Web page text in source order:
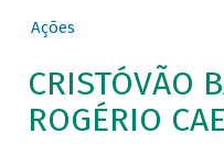
Ações
CRISTÓVÃO
ROGÉRIO